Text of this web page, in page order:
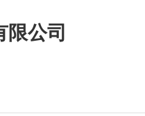
限公司